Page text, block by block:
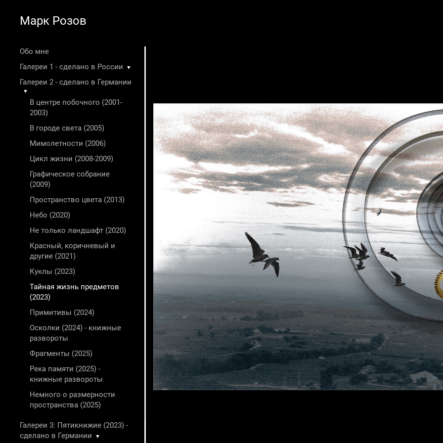
Марк Розов
Обо мне
Галереи 1 - сделано в России
▼
Галереи 2 - сделано в Германии
▼
В центре побочного (2001-
2003)
В городе света (2005)
Мимолетности (2006)
Цикл жизни (2008-2009)
Графическое собрание
(2009)
Пространство цвета (2013)
Небо (2020)
Не только ландшафт (2020)
Красный, коричневый и
другие (2021)
Куклы (2023)
Тайная жизнь предметов
(2023)
Примитивы (2024)
Осколки (2024) - книжные
развороты
Фрагменты (2025)
Река памяти (2025) -
книжные развороты
Немного о размерности
пространства (2025)
Галереи 3: Пятикнижие (2023) -
сделано в Германии
▼